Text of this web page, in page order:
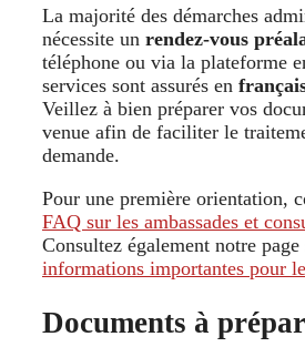
La majorité des démarches
nécessite un rendez-vous
téléphone ou via la plateforme
services sont assurés en
Veillez à bien préparer vos
venue afin de faciliter le
demande.
Pour une première orientation,
FAQ sur les ambassades et
Consultez également notre page
informations importantes pour
Documents à